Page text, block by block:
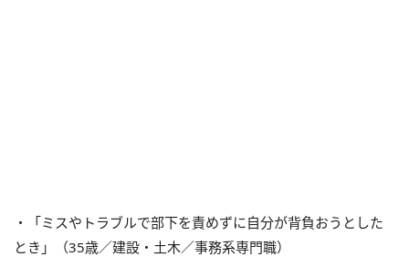
・「ミスやトラブルで部下を責めずに自分が背負おうとした
とき」（35歳／建設・土木／事務系専門職）